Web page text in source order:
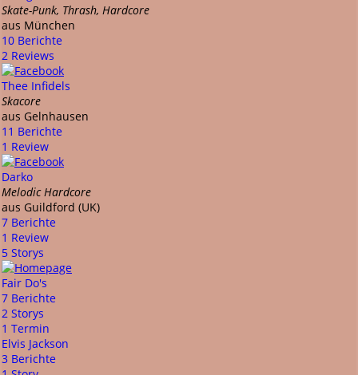
Skate-Punk, Thrash, Hardcore
aus München
10 Berichte
2 Reviews
Thee Infidels
Skacore
aus Gelnhausen
11 Berichte
1 Review
Darko
Melodic Hardcore
aus Guildford (UK)
7 Berichte
1 Review
5 Storys
Fair Do's
7 Berichte
2 Storys
1 Termin
Elvis Jackson
3 Berichte